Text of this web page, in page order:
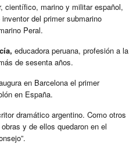
científico, marino y militar español,
del primer submarino
Peral.
educadora peruana, profesión a la
de sesenta años.
en Barcelona el primer
en España.
dramático argentino. Como otros
y de ellos quedaron en el